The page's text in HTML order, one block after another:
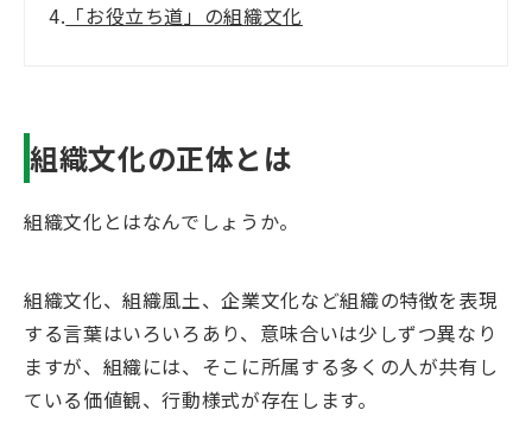
4. 「お役立ち道」の組織文化
組織文化の正体とは
組織文化とはなんでしょうか。
組織文化、組織風土、企業文化など組織の特徴を表現
する言葉はいろいろあり、意味合いは少しずつ異なり
ますが、組織には、そこに所属する多くの人が共有し
ている価値観、行動様式が存在します。